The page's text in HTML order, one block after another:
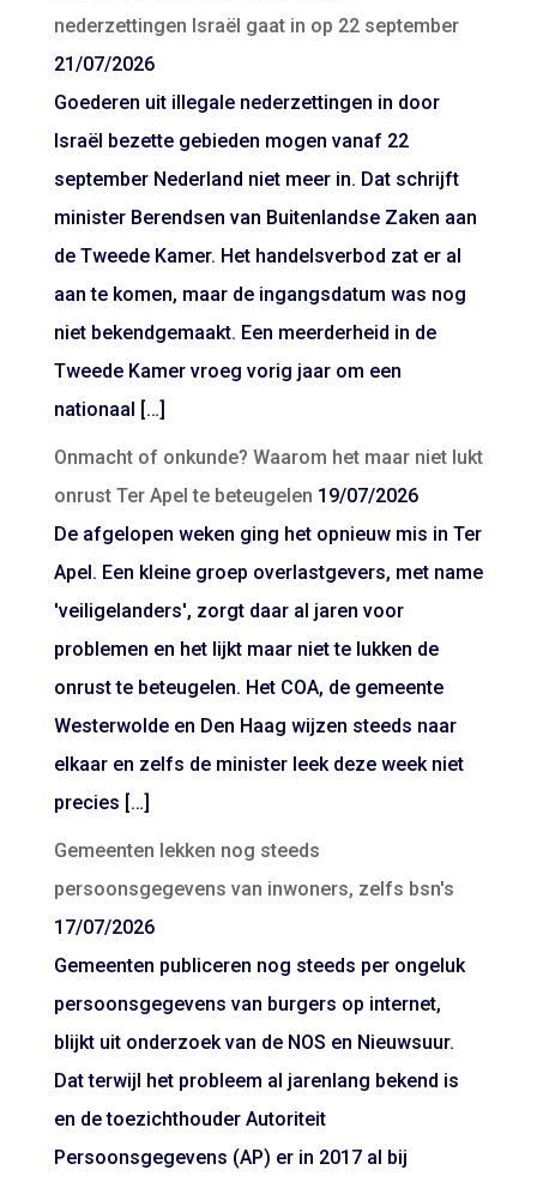
nederzettingen Israël gaat in op 22 september
21/07/2026
Goederen uit illegale nederzettingen in door
Israël bezette gebieden mogen vanaf 22
september Nederland niet meer in. Dat schrijft
minister Berendsen van Buitenlandse Zaken aan
de Tweede Kamer. Het handelsverbod zat er al
aan te komen, maar de ingangsdatum was nog
niet bekendgemaakt. Een meerderheid in de
Tweede Kamer vroeg vorig jaar om een
nationaal […]
Onmacht of onkunde? Waarom het maar niet lukt
onrust Ter Apel te beteugelen 19/07/2026
De afgelopen weken ging het opnieuw mis in Ter
Apel. Een kleine groep overlastgevers, met name
'veiligelanders', zorgt daar al jaren voor
problemen en het lijkt maar niet te lukken de
onrust te beteugelen. Het COA, de gemeente
Westerwolde en Den Haag wijzen steeds naar
elkaar en zelfs de minister leek deze week niet
precies […]
Gemeenten lekken nog steeds
persoonsgegevens van inwoners, zelfs bsn's
17/07/2026
Gemeenten publiceren nog steeds per ongeluk
persoonsgegevens van burgers op internet,
blijkt uit onderzoek van de NOS en Nieuwsuur.
Dat terwijl het probleem al jarenlang bekend is
en de toezichthouder Autoriteit
Persoonsgegevens (AP) er in 2017 al bij